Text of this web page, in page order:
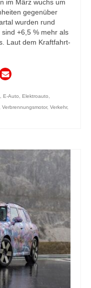
im März wuchs um
gegenüber
wurden rund
+6,5 % mehr als
Laut dem Kraftfahrt-
, E-Auto, Elektroauto,
Verbrennungsmotor, Verkehr,